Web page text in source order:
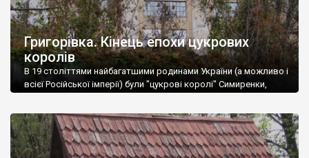
Григорівка. Кінець епохи цукрових
королів
В 19 століттями найбагатшими родинами України (а можливо і
всієї Російської імперії) були "цукрові королі" Симиренки,